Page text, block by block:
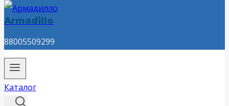
Armadillo
88005509299
Каталог